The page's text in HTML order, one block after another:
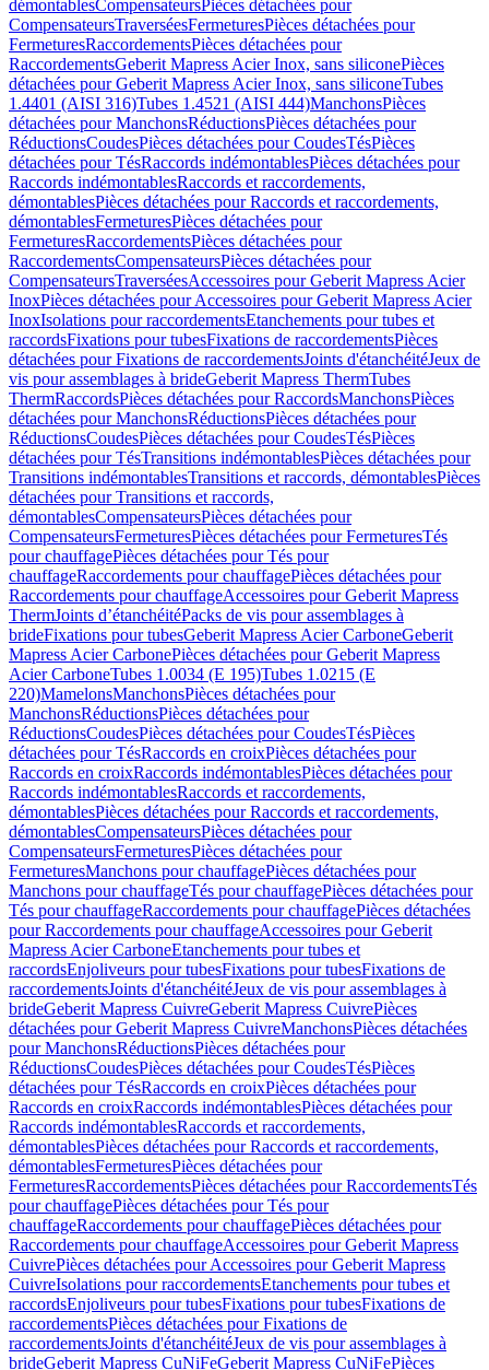
démontablesCompensateursPièces détachées pour
CompensateursTraverséesFermeturesPièces détachées pour
FermeturesRaccordementsPièces détachées pour
RaccordementsGeberit Mapress Acier Inox, sans siliconePièces
détachées pour Geberit Mapress Acier Inox, sans siliconeTubes
1.4401 (AISI 316)Tubes 1.4521 (AISI 444)ManchonsPièces
détachées pour ManchonsRéductionsPièces détachées pour
RéductionsCoudesPièces détachées pour CoudesTésPièces
détachées pour TésRaccords indémontablesPièces détachées pour
Raccords indémontablesRaccords et raccordements,
démontablesPièces détachées pour Raccords et raccordements,
démontablesFermeturesPièces détachées pour
FermeturesRaccordementsPièces détachées pour
RaccordementsCompensateursPièces détachées pour
CompensateursTraverséesAccessoires pour Geberit Mapress Acier
InoxPièces détachées pour Accessoires pour Geberit Mapress Acier
InoxIsolations pour raccordementsEtanchements pour tubes et
raccordsFixations pour tubesFixations de raccordementsPièces
détachées pour Fixations de raccordementsJoints d'étanchéitéJeux de
vis pour assemblages à brideGeberit Mapress ThermTubes
ThermRaccordsPièces détachées pour RaccordsManchonsPièces
détachées pour ManchonsRéductionsPièces détachées pour
RéductionsCoudesPièces détachées pour CoudesTésPièces
détachées pour TésTransitions indémontablesPièces détachées pour
Transitions indémontablesTransitions et raccords, démontablesPièces
détachées pour Transitions et raccords,
démontablesCompensateursPièces détachées pour
CompensateursFermeturesPièces détachées pour FermeturesTés
pour chauffagePièces détachées pour Tés pour
chauffageRaccordements pour chauffagePièces détachées pour
Raccordements pour chauffageAccessoires pour Geberit Mapress
ThermJoints d’étanchéitéPacks de vis pour assemblages à
brideFixations pour tubesGeberit Mapress Acier CarboneGeberit
Mapress Acier CarbonePièces détachées pour Geberit Mapress
Acier CarboneTubes 1.0034 (E 195)Tubes 1.0215 (E
220)MamelonsManchonsPièces détachées pour
ManchonsRéductionsPièces détachées pour
RéductionsCoudesPièces détachées pour CoudesTésPièces
détachées pour TésRaccords en croixPièces détachées pour
Raccords en croixRaccords indémontablesPièces détachées pour
Raccords indémontablesRaccords et raccordements,
démontablesPièces détachées pour Raccords et raccordements,
démontablesCompensateursPièces détachées pour
CompensateursFermeturesPièces détachées pour
FermeturesManchons pour chauffagePièces détachées pour
Manchons pour chauffageTés pour chauffagePièces détachées pour
Tés pour chauffageRaccordements pour chauffagePièces détachées
pour Raccordements pour chauffageAccessoires pour Geberit
Mapress Acier CarboneEtanchements pour tubes et
raccordsEnjoliveurs pour tubesFixations pour tubesFixations de
raccordementsJoints d'étanchéitéJeux de vis pour assemblages à
brideGeberit Mapress CuivreGeberit Mapress CuivrePièces
détachées pour Geberit Mapress CuivreManchonsPièces détachées
pour ManchonsRéductionsPièces détachées pour
RéductionsCoudesPièces détachées pour CoudesTésPièces
détachées pour TésRaccords en croixPièces détachées pour
Raccords en croixRaccords indémontablesPièces détachées pour
Raccords indémontablesRaccords et raccordements,
démontablesPièces détachées pour Raccords et raccordements,
démontablesFermeturesPièces détachées pour
FermeturesRaccordementsPièces détachées pour RaccordementsTés
pour chauffagePièces détachées pour Tés pour
chauffageRaccordements pour chauffagePièces détachées pour
Raccordements pour chauffageAccessoires pour Geberit Mapress
CuivrePièces détachées pour Accessoires pour Geberit Mapress
CuivreIsolations pour raccordementsEtanchements pour tubes et
raccordsEnjoliveurs pour tubesFixations pour tubesFixations de
raccordementsPièces détachées pour Fixations de
raccordementsJoints d'étanchéitéJeux de vis pour assemblages à
brideGeberit Mapress CuNiFeGeberit Mapress CuNiFePièces